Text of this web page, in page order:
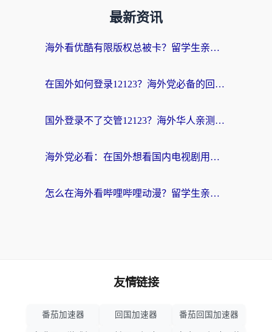
最新资讯
海外看优酷有限版权总被卡？留学生亲测有效的回国加速器选择指南
在国外如何登录12123？海外党必备的回国加速实用指南
国外登录不了交管12123？海外华人亲测有效的回国加速器选择指南
海外党必看：在国外想看国内电视剧用什么软件？3步解决地域限制
怎么在海外看哔哩哔哩动漫？留学生亲测有效的回国加速方案
友情链接
番茄加速器 回国加速器 番茄回国加速器